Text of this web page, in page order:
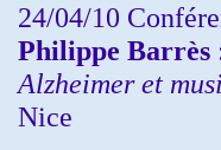
24/04/10
Philippe Barrès
Alzheimer et
Nice